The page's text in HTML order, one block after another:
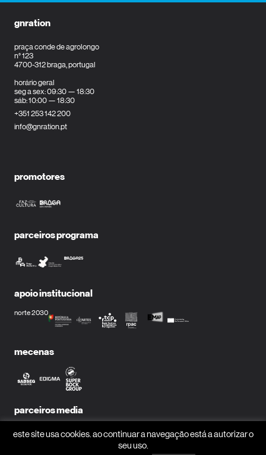
gnration
praça conde de agrolongo
n° 123
4700-312 braga, portugal
horário geral
seg a sex: 09:30 — 18:30
sáb: 10:00 — 18:30
+351 253 142 200
info@gnration.pt
promotores
parceiros programa
apoio institucional
norte 2030
mecenas
parceiros media
este site usa cookies. ao continuar a navegação está a autorizar o
seu uso.